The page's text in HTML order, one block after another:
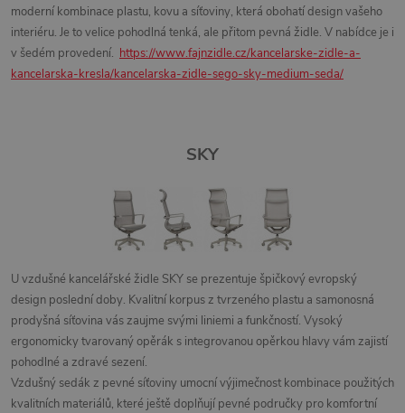
moderní kombinace plastu, kovu a síťoviny, která obohatí design vašeho
interiéru. Je to velice pohodlná tenká, ale přitom pevná židle. V nabídce je i
v šedém provedení. https://www.fajnzidle.cz/kancelarske-zidle-a-
kancelarska-kresla/kancelarska-zidle-sego-sky-medium-seda/
SKY
U vzdušné kancelářské židle SKY se prezentuje špičkový evropský
design poslední doby. Kvalitní korpus z tvrzeného plastu a samonosná
prodyšná síťovina vás zaujme svými liniemi a funkčností. Vysoký
ergonomicky tvarovaný opěrák s integrovanou opěrkou hlavy vám zajistí
pohodlné a zdravé sezení.
Vzdušný sedák z pevné síťoviny umocní výjimečnost kombinace použitých
kvalitních materiálů, které ještě doplňujípevné područky pro komfortní